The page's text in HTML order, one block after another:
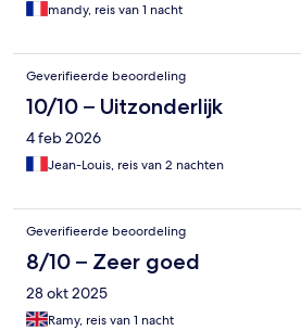
mandy, reis van 1 nacht
Geverifieerde beoordeling
10/10 – Uitzonderlijk
4 feb 2026
Jean-Louis, reis van 2 nachten
Geverifieerde beoordeling
8/10 – Zeer goed
28 okt 2025
Ramy, reis van 1 nacht